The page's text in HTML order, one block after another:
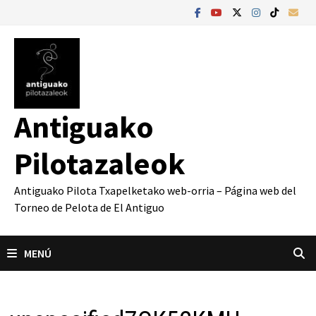
contenido
Antiguako
Pilotazaleok
Antiguako Pilota Txapelketako web-orria – Página web del
Torneo de Pelota de El Antiguo
MENÚ